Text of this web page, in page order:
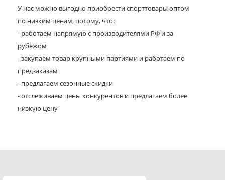
У нас можно выгодно приобрести спорттовары оптом
по низким ценам, потому, что:
- работаем напрямую с производителями РФ и за
рубежом
- закупаем товар крупными партиями и работаем по
предзаказам
- предлагаем сезонные скидки
- отслеживаем цены конкурентов и предлагаем более
низкую цену